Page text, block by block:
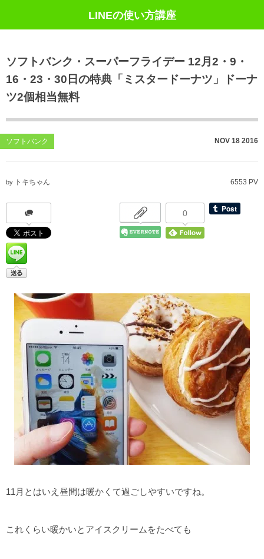
LINEの使い方講座
ソフトバンク・スーパーフライデー 12月2・9・
16・23・30日の特典「ミスタードーナツ」ドーナ
ツ2個相当無料
ソフトバンク NOV 18 2016
by トキちゃん 6553 PV
0
11月とはいえ昼間は暖かくて過ごしやすいですね。
これくらい暖かいとアイスクリームをたべても